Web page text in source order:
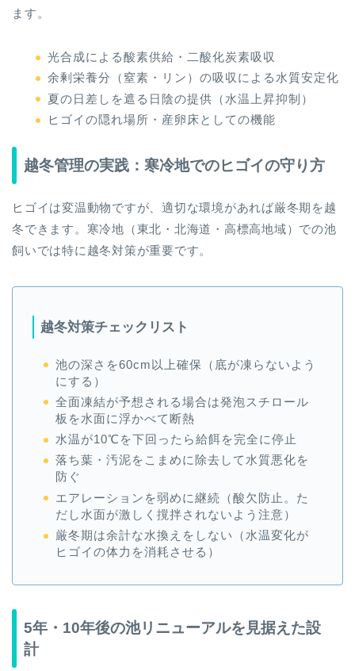
ます。
光合成による酸素供給・二酸化炭素吸収
余剰栄養分（窒素・リン）の吸収による水質安定化
夏の日差しを遮る日陰の提供（水温上昇抑制）
ヒゴイの隠れ場所・産卵床としての機能
越冬管理の実践：寒冷地でのヒゴイの守り方
ヒゴイは変温動物ですが、適切な環境があれば厳冬期を越
冬できます。寒冷地（東北・北海道・高標高地域）での池
飼いでは特に越冬対策が重要です。
越冬対策チェックリスト
池の深さを60cm以上確保（底が凍らないよう
にする）
全面凍結が予想される場合は発泡スチロール
板を水面に浮かべて断熱
水温が10℃を下回ったら給餌を完全に停止
落ち葉・汚泥をこまめに除去して水質悪化を
防ぐ
エアレーションを弱めに継続（酸欠防止。た
だし水面が激しく撹拌されないよう注意）
厳冬期は余計な水換えをしない（水温変化が
ヒゴイの体力を消耗させる）
5年・10年後の池リニューアルを見据えた設
計